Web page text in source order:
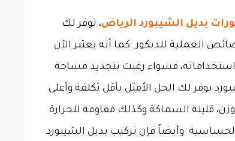
بديل الشيبورد الرياض، توفر لك
العملية للديكور. كما أنه يعتبر الآن
استخداماته، فسواء رغبت بتجديد مساحة
يوفر لك الحل الأمثل بأقل تكلفة وأعلى
قليلة السماكة وكذلك مقاومة للحرارة
وأيضاً فإن تركيب بديل الشيبورد